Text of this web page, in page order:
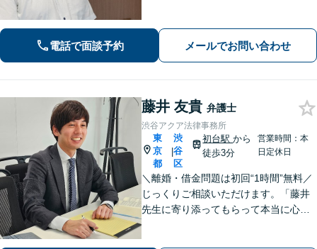
電話で面談予約 メールでお問い合わせ
藤井 友貴 弁護士
渋谷アクア法律事務所
東
京
都
|
渋
谷
区
初台駅から
徒歩3分
営業時間：本
日定休日
＼離婚・借金問題は初回“1時間”無料／
じっくりご相談いただけます。「藤井
先生に寄り添ってもらって本当に心強